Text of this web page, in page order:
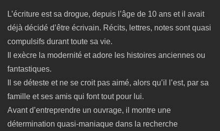
L’écriture est sa drogue, depuis l’âge de 10 ans et il avait
déjà décidé d’être écrivain. Récits, lettres, notes sont quasi
compulsifs durant toute sa vie.
Il exècre la modernité et adore les histoires anciennes ou
fantastiques.
Il se déteste et ne se croit pas aimé, alors qu’il l’est, par sa
famille et ses amis qui font tout pour lui.
Avant d’entreprendre un ouvrage, il montre une
détermination quasi-maniaque dans la recherche